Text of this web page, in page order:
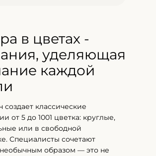
в цветах -
уделяющая
каждой
создает классические
от 5 до 1001 цветка: круглые,
или в свободной
Специалисты сочетают
образом — это не